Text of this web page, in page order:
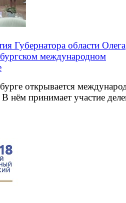
Губернатора области Олега
международном
открывается
нём принимает участие